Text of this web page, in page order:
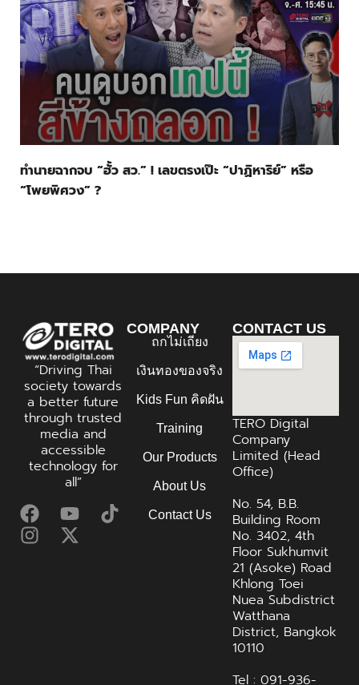
ทำนายฉากจบ “ฮั้ว สว.” ! เลขตรงเป๊ะ “ปาฏิหาริย์” หรือ
“โพยพิศวง” ?
“Driving Thai
society towards
a better future
through trusted
media and
accessible
technology for
all”
COMPANY
ถกไม่เถียง
เงินทองของจริง
Kids Fun คิดฝัน
Training
Our Products
About Us
Contact Us
CONTACT US
TERO Digital
Company
Limited (Head
Office)
No. 54, B.B.
Building Room
No. 3402, 4th
Floor Sukhumvit
21 (Asoke) Road
Khlong Toei
Nuea Subdistrict
Watthana
District, Bangkok
10110
Tel : 091-936-